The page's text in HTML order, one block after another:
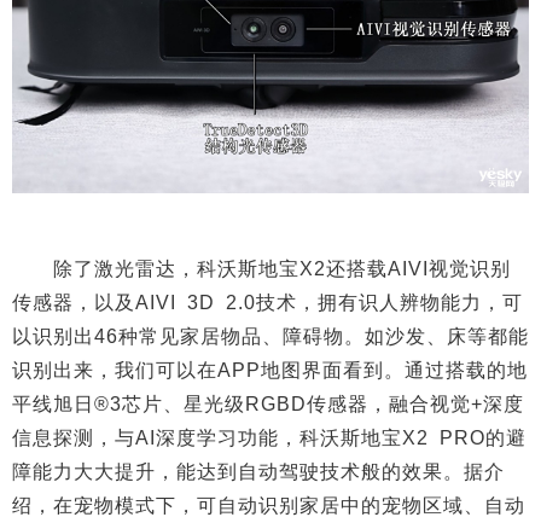
除了激光雷达，科沃斯地宝X2还搭载AIVI视觉识别
传感器，以及AIVI 3D 2.0技术，拥有识人辨物能力，可
以识别出46种常见家居物品、障碍物。如沙发、床等都能
识别出来，我们可以在APP地图界面看到。通过搭载的地
平线旭日®3芯片、星光级RGBD传感器，融合视觉+深度
信息探测，与AI深度学习功能，科沃斯地宝X2 PRO的避
障能力大大提升，能达到自动驾驶技术般的效果。据介
绍，在宠物模式下，可自动识别家居中的宠物区域、自动